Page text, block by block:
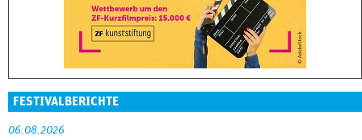
FESTIVALBERICHTE
06.08.2026